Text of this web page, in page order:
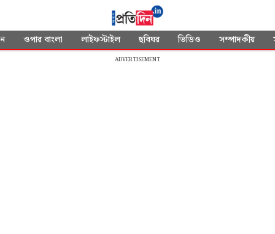
ওপার বাংলা লাইফস্টাইল ছবিঘর ভিডিও সম্পাদকীয়
ADVERTISEMENT